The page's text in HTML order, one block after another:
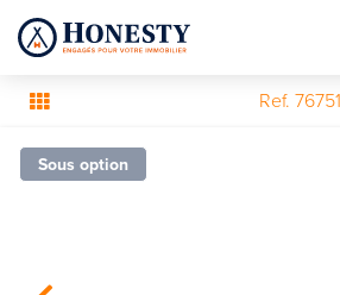
Ref.
Sous option